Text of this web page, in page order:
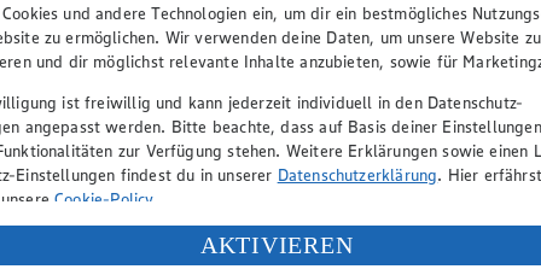
(Vorstandsvorsitzender), Peter Wagener
gewährt Ihnen jedoch das Recht, den auf dieser Website
und Vervielfältigung von Bildmaterial oder Grafiken aus
verantwortlich. Firma und Anschriften unserer
und andere Technologien ein, um dir ein bestmögliches
zu ermöglichen. Wir verwenden deine Daten, um unsere Website zu
und dir möglichst relevante Inhalte anzubieten, sowie für
ist freiwillig und kann jederzeit individuell in den Datenschutz-
angepasst werden. Bitte beachte, dass auf Basis deiner
zur Verfügung stehen. Weitere Erklärungen sowie einen
Einstellungen findest du in unserer Datenschutzerklärung. Hier
Cookie-Policy.
deiner personenbezogenen Daten in den USA durch Facebook und
AKTIVIEREN